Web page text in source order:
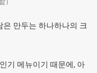
）
만두는 하나하나의 크
기 메뉴이기 때문에, 아